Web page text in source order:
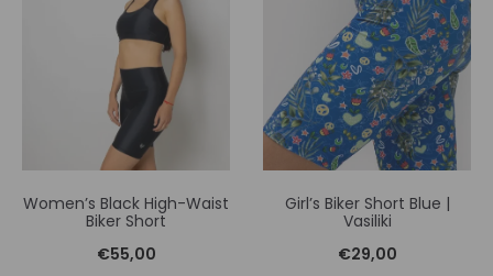
Women’s Black High-Waist
Biker Short
€55,00
Girl’s Biker Short Blue |
Vasiliki
€29,00